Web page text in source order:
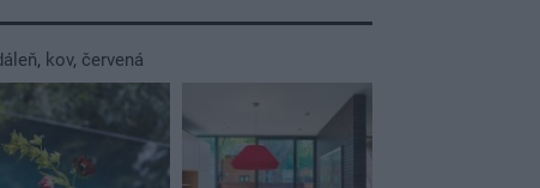
, kov, červená